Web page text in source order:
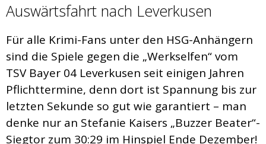
Auswärtsfahrt nach Leverkusen
Für alle Krimi-Fans unter den HSG-Anhängern
sind die Spiele gegen die „Werkselfen“ vom
TSV Bayer 04 Leverkusen seit einigen Jahren
Pflichttermine, denn dort ist Spannung bis zur
letzten Sekunde so gut wie garantiert – man
denke nur an Stefanie Kaisers „Buzzer Beater“-
Siegtor zum 30:29 im Hinspiel Ende Dezember!